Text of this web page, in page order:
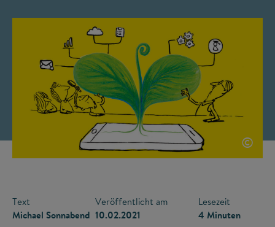
©
Text
Michael Sonnabend
Veröffentlicht am
10.02.2021
Lesezeit
4 Minuten